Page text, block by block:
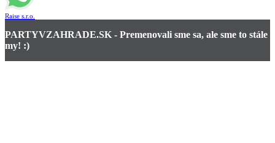
Raise s.r.o.
PARTYVZAHRADE.SK - Premenovali sme sa, ale sme to stále
my! :)